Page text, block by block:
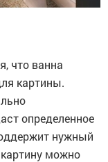
что ванна
картины.
определенное
нужный
можно